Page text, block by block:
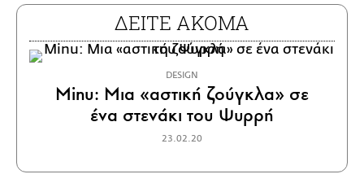
ΔΕΙΤΕ ΑΚΟΜΑ
DESIGN
Minu: Μια «αστική ζούγκλα» σε
ένα στενάκι του Ψυρρή
23.02.20